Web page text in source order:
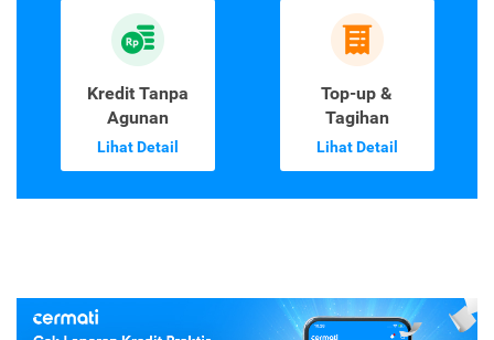
Kredit Tanpa
Agunan
Lihat Detail
Top-up &
Tagihan
Lihat Detail